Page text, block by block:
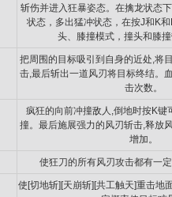
斩伤并进入狂暴姿态。在擒龙状态
状态，多出猛冲状态，在按J和K
头、膝撞模式，撞头和膝
把周围的目标吸引到自身的近处,将
击,最后斩出一道风刃将目标终结。
击次数。
疯狂的向前冲撞敌人,倒地时按K键
撞。最后施展强力的风刃斩击,释放
增加。
使狂刀的所有风刃攻击都有一
使[切地斩][天崩斩][共工触天]重击地